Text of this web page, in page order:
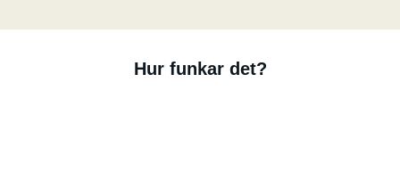
Hur funkar det?